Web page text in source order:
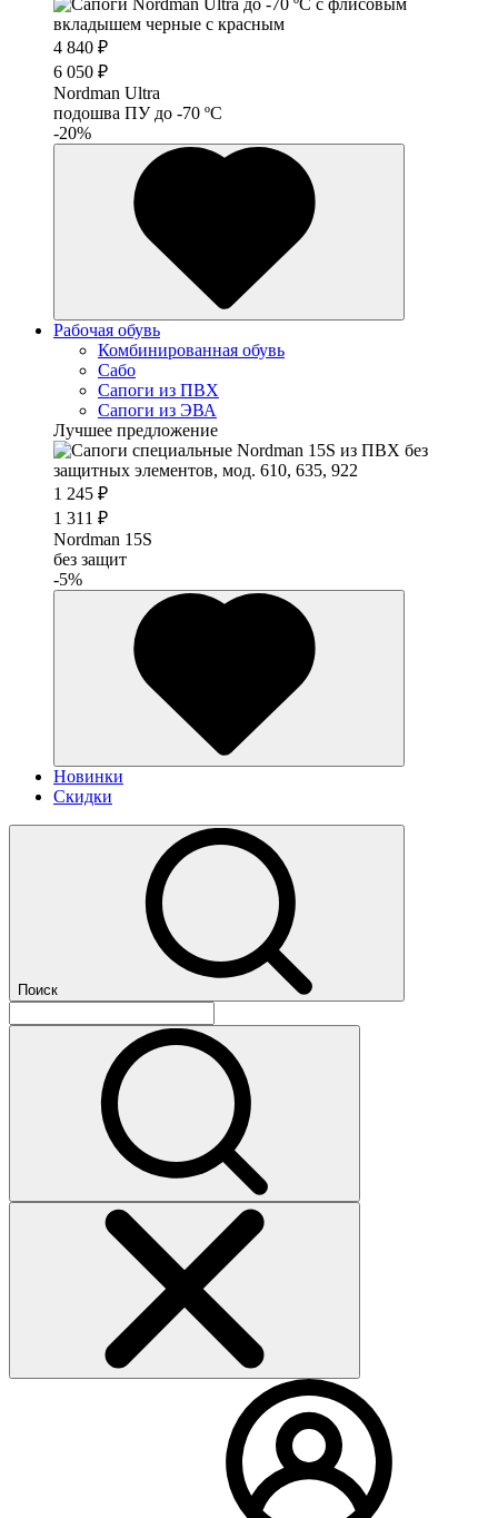
4 840 ₽
6 050 ₽
Nordman Ultra
подошва ПУ до -70 ºС
-20%
Рабочая обувь
Комбинированная обувь
Сабо
Сапоги из ПВХ
Сапоги из ЭВА
Лучшее предложение
1 245 ₽
1 311 ₽
Nordman 15S
без защит
-5%
Новинки
Скидки
Поиск